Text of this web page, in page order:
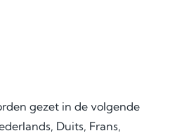
gezet in de volgende
Duits, Frans,